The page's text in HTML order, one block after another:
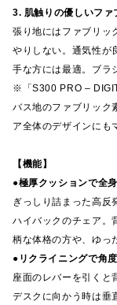
3. 肌触りの優しいファ
張り地にはファブリッ
やりしない。通気性が
手な方には最適。ブラ
※「S300 PRO –
バス地のファブリック
ア全体のデザインにも
【機能】
●極厚クッションで全
ぎっしり詰まった高反
ハイバックのチェア。
柄な体格の方や、ゆっ
●リクライニングで角
座面のレバーを引くと
デスクに向かう時は垂